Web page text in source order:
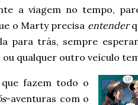
a viagem no tempo,
o Marty precisa entender
para trás, sempre
qualquer outro veículo
fazem todo o
-aventuras com o